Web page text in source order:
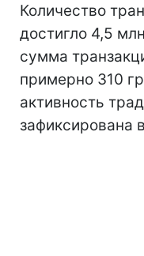
Количество
достигло 4,5
сумма
примерно 310
активность
зафиксирована